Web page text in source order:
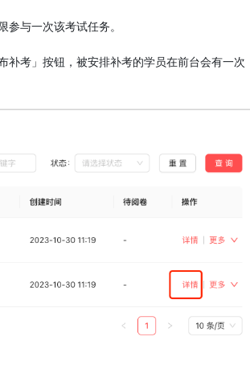
与一次该考试任务。
补考」按钮，被安排补考的学员在前台会有一次